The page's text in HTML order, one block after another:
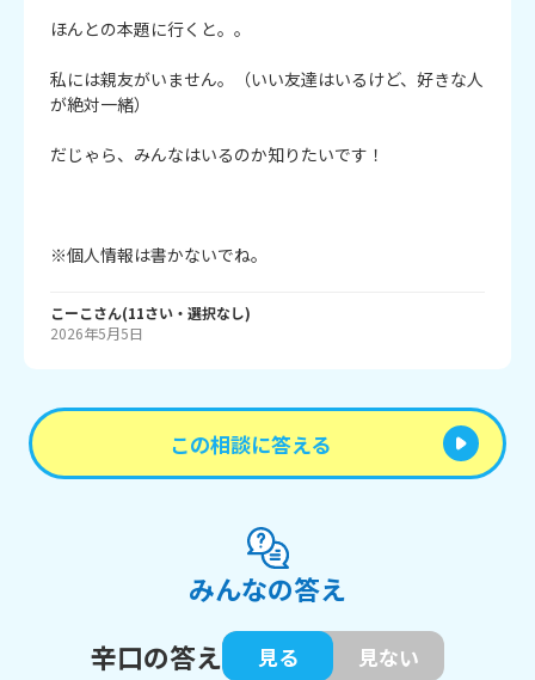
ほんとの本題に行くと。。
私には親友がいません。（いい友達はいるけど、好きな人
が絶対一緒）
だじゃら、みんなはいるのか知りたいです！
※個人情報は書かないでね。
こーこさん(11さい・ 選択なし)
2026年5月5日
この相談に答える
みんなの答え
辛口の答え
見る 見ない